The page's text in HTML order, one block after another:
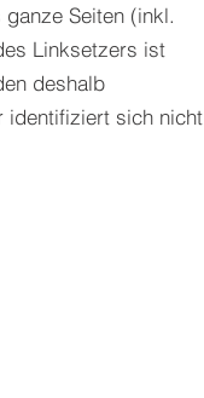
Seiten (inkl.
Linksetzers ist
deshalb
identifiziert sich nicht